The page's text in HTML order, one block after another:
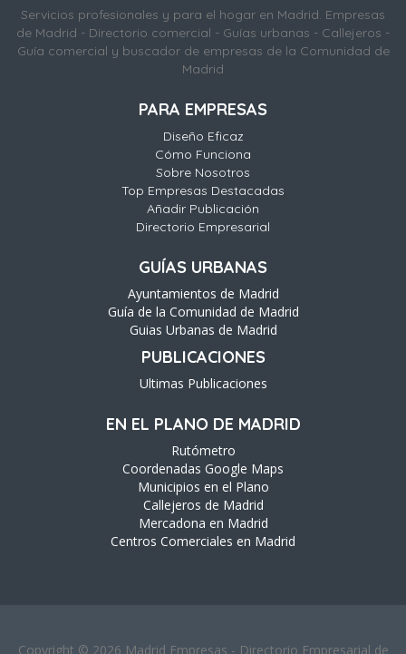
Servicios profesionales y para el hogar en Madrid. Empresas
de Madrid - Directorio comercial - Guías urbanas - Callejeros -
Guía comercial y buscador de empresas de la Comunidad de
Madrid
PARA EMPRESAS
Diseño Eficaz
Cómo Funciona
Sobre Nosotros
Top Empresas Destacadas
Añadir Publicación
Directorio Empresarial
GUÍAS URBANAS
Ayuntamientos de Madrid
Guía de la Comunidad de Madrid
Guias Urbanas de Madrid
PUBLICACIONES
Ultimas Publicaciones
EN EL PLANO DE MADRID
Rutómetro
Coordenadas Google Maps
Municipios en el Plano
Callejeros de Madrid
Mercadona en Madrid
Centros Comerciales en Madrid
Copyright © 2026 Madrid Empresas - Directorio Empresarial de